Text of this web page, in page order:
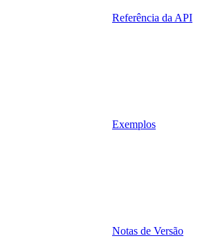
Referência da API
Exemplos
Notas de Versão